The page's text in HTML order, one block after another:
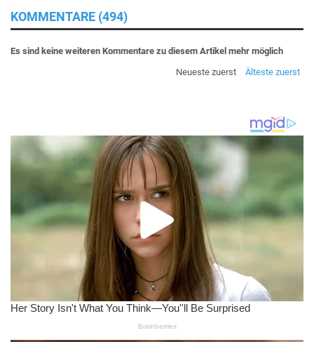
KOMMENTARE (494)
Es sind keine weiteren Kommentare zu diesem Artikel mehr möglich
Neueste zuerst
Älteste zuerst